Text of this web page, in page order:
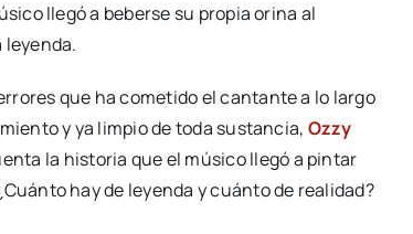
llegó a beberse su propia orina al
leyenda.
que ha cometido el cantante a lo largo
y ya limpio de toda sustancia, Ozzy
la historia que el músico llegó a pintar
hay de leyenda y cuánto de realidad?